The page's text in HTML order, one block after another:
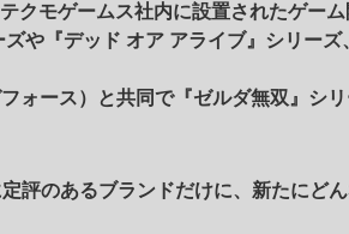
クモゲームス社内に設置されたゲーム
ズや『デッド オア アライブ』シリー
ォース）と共同で『ゼルダ無双』シ
評のあるブランドだけに、新たにど